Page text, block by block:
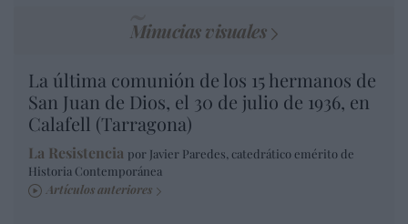
Minucias visuales
La última comunión de los 15 hermanos de
San Juan de Dios, el 30 de julio de 1936, en
Calafell (Tarragona)
La Resistencia por Javier Paredes, catedrático emérito de
Historia Contemporánea
Artículos anteriores